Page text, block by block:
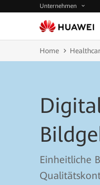
Unternehmen
Home
Einheitliche